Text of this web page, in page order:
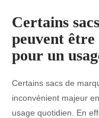
Certains
peuvent
pour un
Certains sacs de
inconvénient majeur
usage quotidien. En